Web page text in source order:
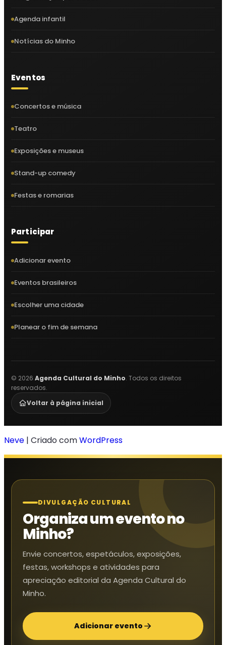
Agenda infantil
Notícias do Minho
Eventos
Concertos e música
Teatro
Exposições e museus
Stand-up comedy
Festas e romarias
Participar
Adicionar evento
Eventos brasileiros
Escolher uma cidade
Planear o fim de semana
© 2026 Agenda Cultural do Minho. Todos os direitos
reservados.
Voltar à página inicial
Neve | Criado comWordPress
DIVULGAÇÃO CULTURAL
Organiza um evento no
Minho?
Envie concertos, espetáculos, exposições,
festas, workshops e atividades para
apreciação editorial da Agenda Cultural do
Minho.
Adicionar evento